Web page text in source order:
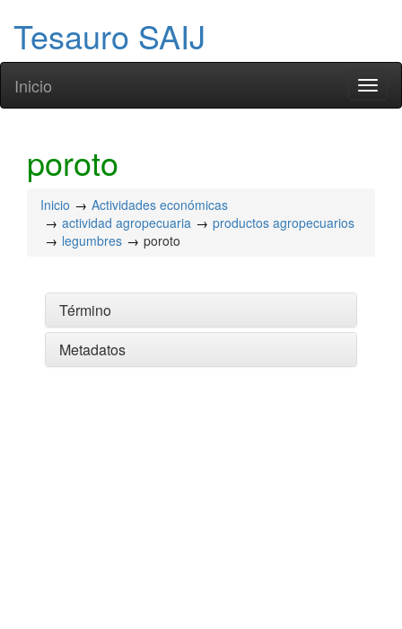
Tesauro SAIJ
Inicio
poroto
Inicio
Actividades económicas
actividad agropecuaria
productos agropecuarios
legumbres
poroto
Término
Metadatos